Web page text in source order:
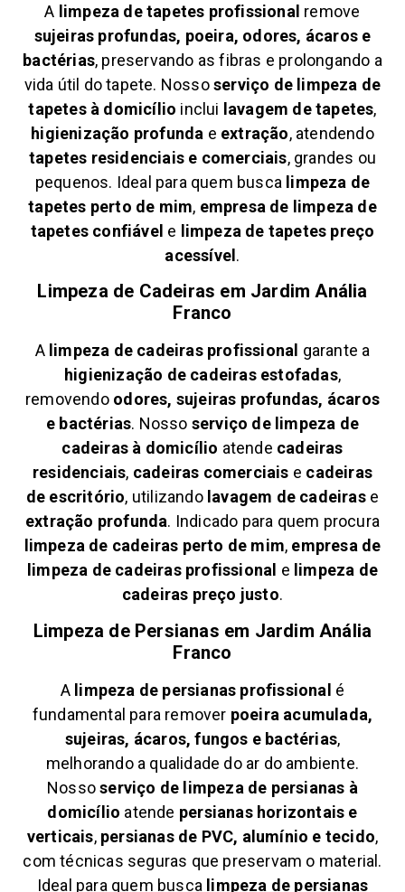
A limpeza de tapetes profissional remove
sujeiras profundas, poeira, odores, ácaros e
bactérias, preservando as fibras e prolongando a
vida útil do tapete. Nossoserviço de limpeza de
tapetes à domicílio inclui lavagem de tapetes,
higienização profunda e extração, atendendo
tapetes residenciais e comerciais, grandes ou
pequenos. Ideal para quem busca limpeza de
tapetes perto de mim, empresa de limpeza de
tapetes confiável e limpeza de tapetes preço
acessível .
Limpeza de Cadeiras em Jardim Anália
Franco
A limpeza de cadeiras profissional garante a
higienização de cadeiras estofadas,
removendoodores, sujeiras profundas, ácaros
e bactérias. Nosso serviço de limpeza de
cadeiras à domicílio atende cadeiras
residenciais, cadeiras comerciais e cadeiras
de escritório, utilizando lavagem de cadeirase
extração profunda. Indicado para quem procura
limpeza de cadeiras perto de mim, empresa de
limpeza de cadeiras profissional e limpeza de
cadeiras preço justo.
Limpeza de Persianas em Jardim Anália
Franco
A limpeza de persianas profissional é
fundamental para remover poeira acumulada,
sujeiras, ácaros, fungos e bactérias,
melhorando a qualidade do ar do ambiente.
Nossoserviço de limpeza de persianas à
domicílio atende persianas horizontais e
verticais, persianas de PVC, alumínio e tecido,
com técnicas seguras que preservam o material.
Ideal para quem busca limpeza de persianas